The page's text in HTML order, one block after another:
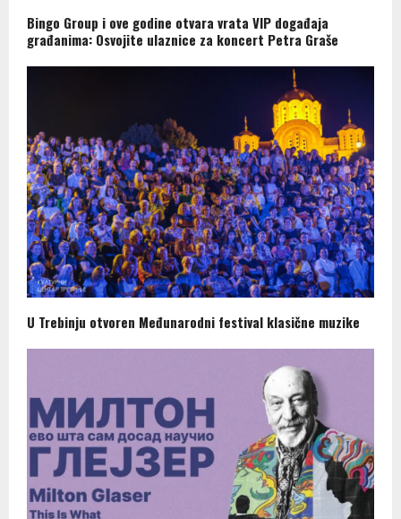
Bingo Group i ove godine otvara vrata VIP događaja
građanima: Osvojite ulaznice za koncert Petra Graše
U Trebinju otvoren Međunarodni festival klasične muzike